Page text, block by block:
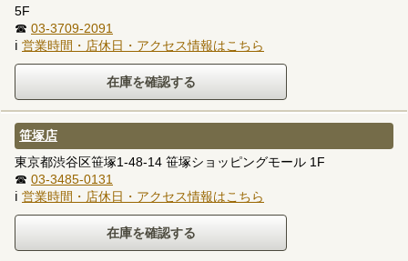
5F
☎ 03-3709-2091
ℹ 営業時間・店休日・アクセス情報はこちら
笹塚店
東京都渋谷区笹塚1-48-14 笹塚ショッピングモール 1F
☎ 03-3485-0131
ℹ 営業時間・店休日・アクセス情報はこちら